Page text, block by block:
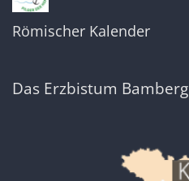
Römischer Kalender
Das Erzbistum Bamberg